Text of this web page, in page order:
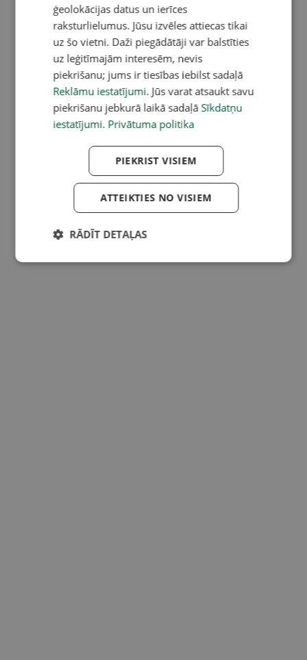
ģeolokācijas datus un ierīces
raksturlielumus. Jūsu izvēles attiecas tikai
uz šo vietni. Daži piegādātāji var balstīties
uz leģitīmajām interesēm, nevis
piekrišanu; jums ir tiesības iebilst sadaļā
Reklāmu iestatījumi. Jūs varat atsaukt savu
piekrišanu jebkurā laikā sadaļā Sīkdatņu
iestatījumi. Privātuma politika
PIEKRIST VISIEM
ATTEIKTIES NO VISIEM
RĀDĪT DETAĻAS